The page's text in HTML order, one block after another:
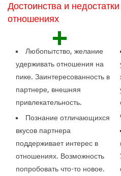
Достоинства и
отношениях
+
Любопытство, желание
удерживать отношения на
пике. Заинтересованность в
партнере, внешняя
привлекательность.
Познание отличающихся
вкусов партнера
поддерживает интерес в
отношениях. Возможность
попробовать что-то новое.